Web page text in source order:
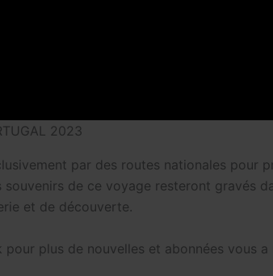
2023
par des routes nationales pour
souvenirs de ce voyage resteront gravés
et de découverte.
pour plus de nouvelles et abonnées vous